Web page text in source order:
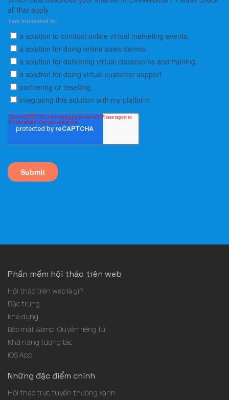
Phần mềm hội thảo trên web
Hội thảo trên web là gì?
Đặc trưng
khả dụng
Bảo mật &amp; Quyền riêng tư
Khả năng tương tác
iOS App
Những đặc điểm chính
Hội thảo trực tuyến thường xanh